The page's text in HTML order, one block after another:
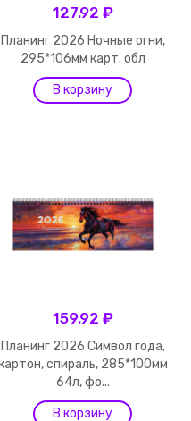
127.92 ₽
Планинг 2026 Ночные огни,
295*106мм карт. обл
159.92 ₽
Планинг 2026 Символ года,
спираль, 285*100мм
64л, фо...